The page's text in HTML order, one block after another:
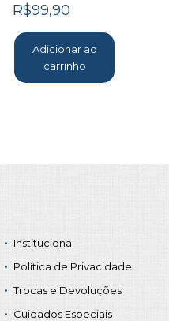
R$99,90
Adicionar ao
carrinho
Institucional
Política de Privacidade
Trocas e Devoluções
Cuidados Especiais